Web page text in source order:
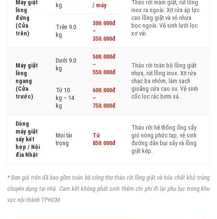
Máy giặt
lồng
đứng
(Cửa
trên)
kg
/ máy
Tháo rời mâm giặt, rút lồng
inox ra ngoài. Xịt rửa áp lực
cao lồng giặt và vỏ nhựa
bọc ngoài. Vệ sinh lưới lọc
xơ vải.
Trên 9.0
kg
300.000đ
–
350.000đ
Máy giặt
lồng
ngang
(Cửa
trước)
Dưới 9.0
kg
500.000đ
–
550.000đ
Tháo rời toàn bộ lồng giặt
nhựa, rút lồng inox. Xịt rửa
chạc ba nhôm, làm sạch
gioăng cửa cao su. Vệ sinh
cốc lọc rác bơm xả.
Từ 10
kg – 14
kg
600.000đ
–
750.000đ
Dòng
máy giặt
sấy kết
hợp / Nội
địa Nhật
Mọi tải
trọng
Từ
850.000đ
Tháo rời hệ thống ống sấy
gió nóng phức tạp, vệ sinh
đường dẫn bụi sấy và lồng
giặt kép.
* Đơn giá trên đã bao gồm toàn bộ công thợ tháo rời lồng giặt và hóa chất khử trùng
chuyên dụng tại nhà. Cam kết không phát sinh thêm chi phí đi lại phụ lục trong khu
vực nội thành TPHCM.